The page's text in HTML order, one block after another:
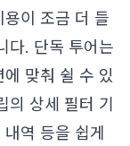
이 조금 더 들
다. 단독 투어는
맞춰 쉴 수 있
의 상세 필터 기
역 등을 쉽게